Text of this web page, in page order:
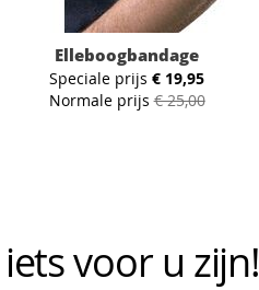
Elleboogbandage
Speciale prijs € 19,95
Normale prijs € 25,00
voor u zijn!